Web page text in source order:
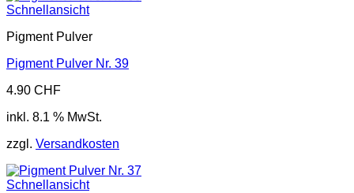
Schnellansicht
Pigment Pulver
Pigment Pulver Nr. 39
4.90 CHF
inkl. 8.1 % MwSt.
zzgl. Versandkosten
Schnellansicht